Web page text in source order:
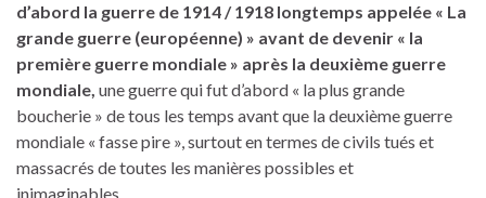
d’abord la guerre de 1914 / 1918 longtemps appelée « La
grande guerre (européenne) » avant de devenir « la
première guerre mondiale » après la deuxième guerre
mondiale, une guerre qui fut d’abord « la plus grande
boucherie » de tous les temps avant que la deuxième guerre
mondiale « fasse pire », surtout en termes de civils tués et
massacrés de toutes les manières possibles et
inimaginables…